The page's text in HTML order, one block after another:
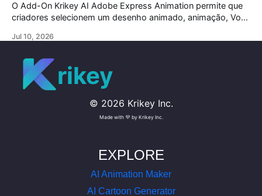
O Add-On Krikey AI Adobe Express Animation permite que
criadores selecionem um desenho animado, animação, Voz
personalizados para o seu projeto Adobe Express
Jul 10, 2026
rikey
© 2026 Krikey Inc.
Made with 💜 by Krikey Inc.
EXPLORE
AI Animation Maker
AI Cartoon Generator